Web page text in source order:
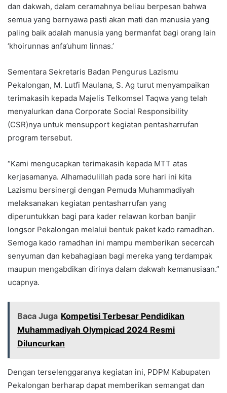
dan dakwah, dalam ceramahnya beliau berpesan bahwa
semua yang bernyawa pasti akan mati dan manusia yang
paling baik adalah manusia yang bermanfat bagi orang lain
‘khoirunnas anfa’uhum linnas.’
Sementara Sekretaris Badan Pengurus Lazismu
Pekalongan, M. Lutfi Maulana, S. Ag turut menyampaikan
terimakasih kepada Majelis Telkomsel Taqwa yang telah
menyalurkan dana Corporate Social Responsibility
(CSR)nya untuk mensupport kegiatan pentasharrufan
program tersebut.
“Kami mengucapkan terimakasih kepada MTT atas
kerjasamanya. Alhamadulillah pada sore hari ini kita
Lazismu bersinergi dengan Pemuda Muhammadiyah
melaksanakan kegiatan pentasharrufan yang
diperuntukkan bagi para kader relawan korban banjir
longsor Pekalongan melalui bentuk paket kado ramadhan.
Semoga kado ramadhan ini mampu memberikan secercah
senyuman dan kebahagiaan bagi mereka yang terdampak
maupun mengabdikan dirinya dalam dakwah kemanusiaan.”
ucapnya.
Baca Juga Kompetisi Terbesar Pendidikan
Muhammadiyah Olympicad 2024 Resmi
Diluncurkan
Dengan terselenggaranya kegiatan ini, PDPM Kabupaten
Pekalongan berharap dapat memberikan semangat dan